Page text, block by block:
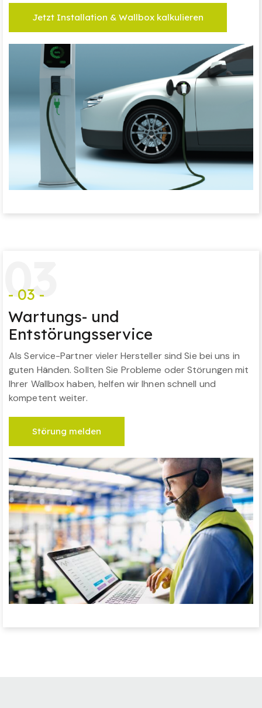
Jetzt Installation & Wallbox kalkulieren
03
- 03 -
Wartungs- und
Entstörungsservice
Als Service-Partner vieler Hersteller sind Sie bei uns in
guten Händen. Sollten Sie Probleme oder Störungen mit
Ihrer Wallbox haben, helfen wir Ihnen schnell und
kompetent weiter.
Störung melden